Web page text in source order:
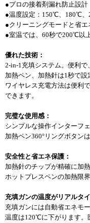
●プロの接着剤漏れ防止設計
●温度設定：150℃、180℃
●クリーニングモードと省エ
●室温では、60秒で200℃以
優れた技術：
2-in-1充填システム。便利
加熱ペン、加熱針は1秒で
ワイヤレス充電方法は便利
できます。
完璧な使用感：
シンプルな操作インターフ
加熱ペン360°リングボタン
安全性と省エネ保護：
加熱針のチップが精確に加
ホットプレスペンの加熱限
充填ガンの温度がリアルタ
充填ガンには自動省エネモ
温度は120℃に下がります。